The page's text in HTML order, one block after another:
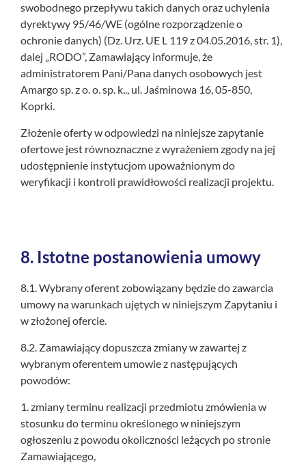
swobodnego przepływu takich danych oraz uchylenia
dyrektywy 95/46/WE (ogólne rozporządzenie o
ochronie danych) (Dz. Urz. UE L 119 z 04.05.2016, str. 1),
dalej „RODO”, Zamawiający informuje, że
administratorem Pani/Pana danych osobowych jest
Amargo sp. z o. o. sp. k.., ul. Jaśminowa 16, 05-850,
Koprki.
Złożenie oferty w odpowiedzi na niniejsze zapytanie
ofertowe jest równoznaczne z wyrażeniem zgody na jej
udostępnienie instytucjom upoważnionym do
weryfikacji i kontroli prawidłowości realizacji projektu.
8. Istotne postanowienia umowy
8.1. Wybrany oferent zobowiązany będzie do zawarcia
umowy na warunkach ujętych w niniejszym Zapytaniu i
w złożonej ofercie.
8.2. Zamawiający dopuszcza zmiany w zawartej z
wybranym oferentem umowie z następujących
powodów:
1. zmiany terminu realizacji przedmiotu zmówienia w
stosunku do terminu określonego w niniejszym
ogłoszeniu z powodu okoliczności leżących po stronie
Zamawiającego,